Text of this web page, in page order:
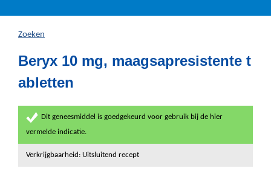
hier:
Zoeken
Beryx 10 mg, maagsapresistente t
abletten
Dit geneesmiddel is goedgekeurd voor gebruik bij de hier
vermelde indicatie.
Verkrijgbaarheid: Uitsluitend recept